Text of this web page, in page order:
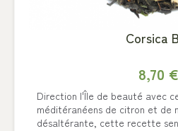
Corsica
8,70 €
Direction l'Île de beauté avec
méditéranéens de citron et de
désaltérante, cette recette